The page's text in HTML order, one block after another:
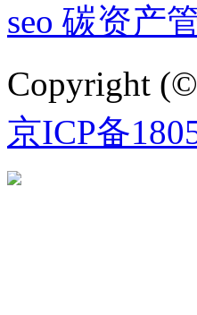
seo 碳资产
Copyright
京ICP备